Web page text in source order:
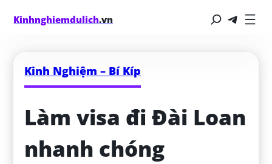
Kinhnghiemdulich.vn
Kinh Nghiệm – Bí Kíp
Làm visa đi Đài Loan
nhanh chóng